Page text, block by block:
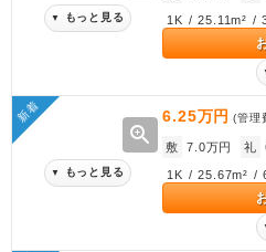
▼ もっと見る 1K / 25.11m² /
新着
zoom_in
▼ もっと見る
6.25万円 (管
敷 7.0万円 礼
1K / 25.67m² /